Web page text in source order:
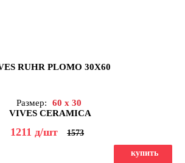
RUHR PLOMO 30X60
Размер:
60 x 30
VIVES CERAMICA
1211 д/шт 1573
купить